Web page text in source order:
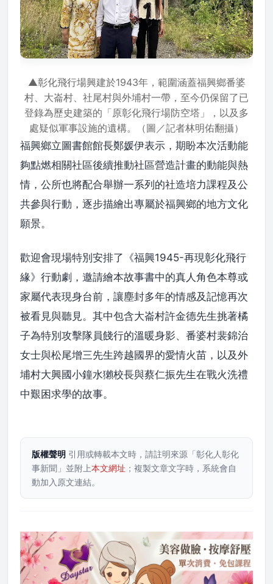
▲彰化飛行場興建於1943年，範圍涵蓋福興鄉番婆
村、大崙村、社尾村與外埔村一帶，至今仍保留了已
登錄為歷史建築的「原彰化飛行場防空塔」，以及多
處疑似軍事設施的遺構。（圖／記者林明佑翻攝）
福興鄉立圖書館館長鄭媛伊表示，期盼本次活動能
夠點燃相關社區後續推動社區營造計畫的動能與熱
情，公所也將配合舉辦一系列的社造培力課程及公
共參與行動，逐步描繪出專屬於福興鄉的地方文化
願景。
歡迎會現場特別安排了《福興1945-再現彰化飛行
緣》行動劇，邀請繪本故事書中的真人角色本尊或
家屬代表現身台前，讓塵封多年的情感及記憶再次
被看見與聽見。其中包含大崙村許金德先生挑著橘
子為特別攻擊隊員餞行的溫暖身影、番婆村裴錦治
女士與松尾增三先生跨越國界的愛情火苗，以及外
埔村大興國小鐘水獺校長與蔡仁振先生在戰火洗禮
中艱困求學的故事。
版權聲明 引用或轉載本文時，請註明來源「彰化人彰化
事新聞」並附上本文網址 ；複製文章文字時，系統會自
動加入原文連結。